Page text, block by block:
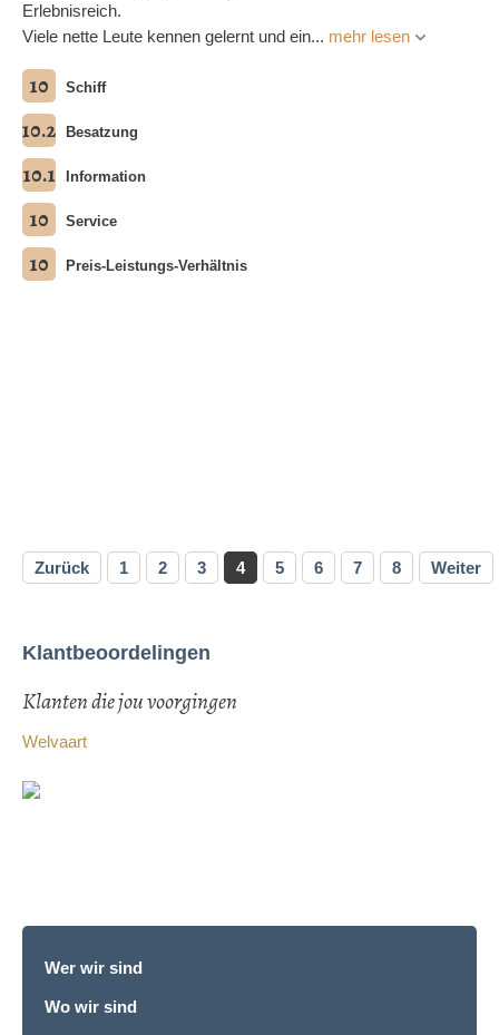
Erlebnisreich.
Viele nette Leute kennen gelernt und ein... mehr lesen
10 Schiff
10.2 Besatzung
10.1 Information
10 Service
10 Preis-Leistungs-Verhältnis
Zurück 1 2 3 4 5 6 7 8 Weiter
Klantbeoordelingen
Klanten die jou voorgingen
Welvaart
Wer wir sind
Wo wir sind